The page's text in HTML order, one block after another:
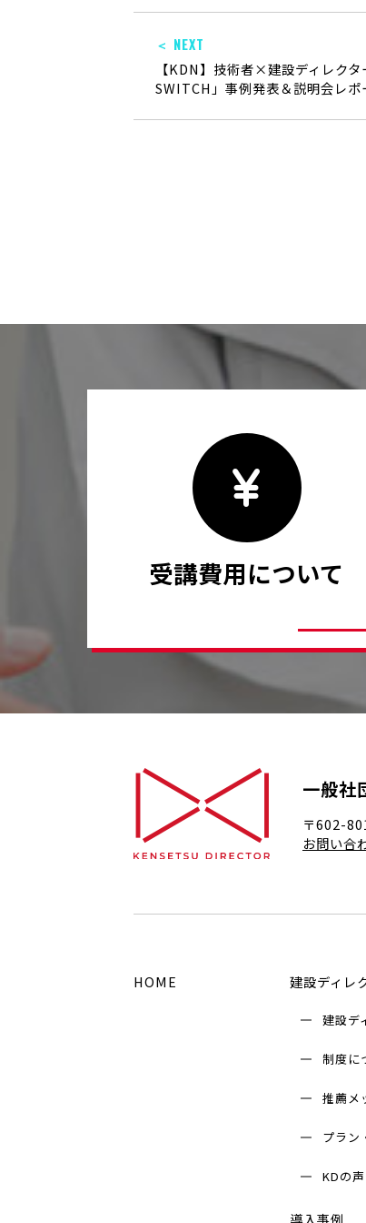
＜ NEXT
【KDN】技術者×建設ディレク
SWITCH」事例発表＆説明会レポ
受講費用について
一般社
〒602-
お問い合
HOME 建設ディレ
建設デ
制度に
推薦メ
プラン
KDの声
導入事例